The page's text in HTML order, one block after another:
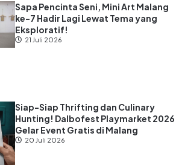
Sapa Pencinta Seni, Mini Art Malang
ke-7 Hadir Lagi Lewat Tema yang
Eksploratif!
21 Juli 2026
Siap-Siap Thrifting dan Culinary
Hunting! Dalbofest Playmarket 2026
Gelar Event Gratis di Malang
20 Juli 2026